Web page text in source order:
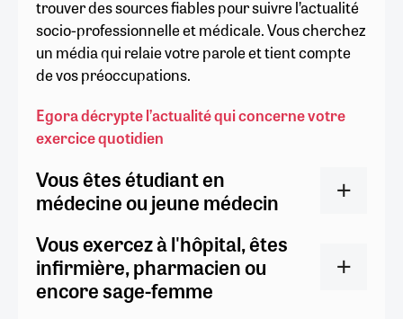
trouver des sources fiables pour suivre l’actualité
socio-professionnelle et médicale. Vous cherchez
un média qui relaie votre parole et tient compte
de vos préoccupations.
Egora décrypte l’actualité qui concerne votre
exercice quotidien
Vous êtes étudiant en
médecine ou jeune médecin
Vous exercez à l'hôpital, êtes
infirmière, pharmacien ou
encore sage-femme